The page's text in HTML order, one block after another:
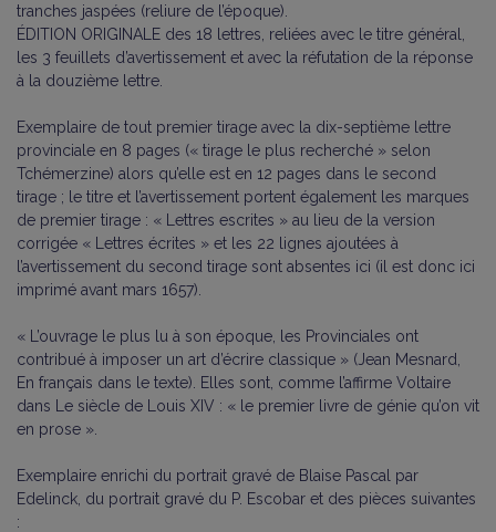
tranches jaspées (reliure de l’époque).
ÉDITION ORIGINALE des 18 lettres, reliées avec le titre général,
les 3 feuillets d’avertissement et avec la réfutation de la réponse
à la douzième lettre.
Exemplaire de tout premier tirage avec la dix-septième lettre
provinciale en 8 pages (« tirage le plus recherché » selon
Tchémerzine) alors qu’elle est en 12 pages dans le second
tirage ; le titre et l’avertissement portent également les marques
de premier tirage : « Lettres escrites » au lieu de la version
corrigée « Lettres écrites » et les 22 lignes ajoutées à
l’avertissement du second tirage sont absentes ici (il est donc ici
imprimé avant mars 1657).
« L’ouvrage le plus lu à son époque, les Provinciales ont
contribué à imposer un art d’écrire classique » (Jean Mesnard,
En français dans le texte). Elles sont, comme l’affirme Voltaire
dans Le siècle de Louis XIV : « le premier livre de génie qu’on vit
en prose ».
Exemplaire enrichi du portrait gravé de Blaise Pascal par
Edelinck, du portrait gravé du P. Escobar et des pièces suivantes
: